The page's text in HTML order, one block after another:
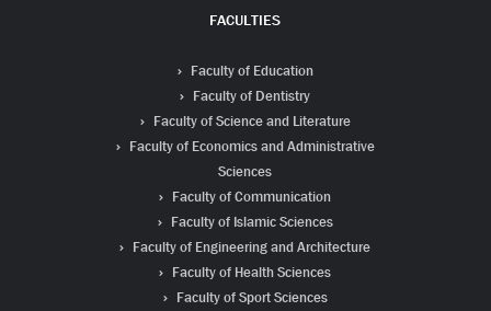
FACULTIES
Faculty of Education
Faculty of Dentistry
Faculty of Science and Literature
Faculty of Economics and Administrative
Sciences
Faculty of Communication
Faculty of Islamic Sciences
Faculty of Engineering and Architecture
Faculty of Health Sciences
Faculty of Sport Sciences